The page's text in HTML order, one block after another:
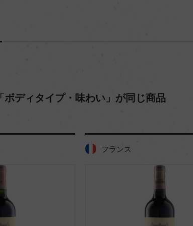
「ボディタイプ・味わい」が同じ商品
フランス